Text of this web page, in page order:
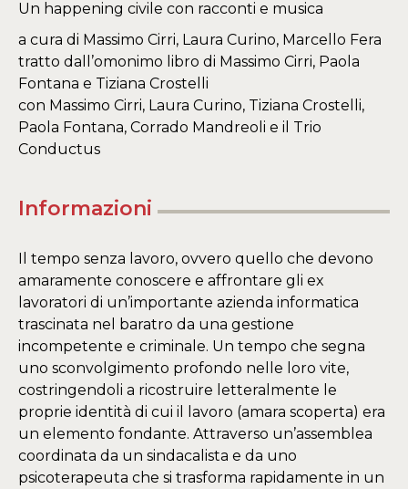
Un happening civile con racconti e musica
a cura di Massimo Cirri, Laura Curino, Marcello Fera
tratto dall’omonimo libro di Massimo Cirri, Paola
Fontana e Tiziana Crostelli
con Massimo Cirri, Laura Curino, Tiziana Crostelli,
Paola Fontana, Corrado Mandreoli e il Trio
Conductus
Informazioni
Il tempo senza lavoro, ovvero quello che devono
amaramente conoscere e affrontare gli ex
lavoratori di un’importante azienda informatica
trascinata nel baratro da una gestione
incompetente e criminale. Un tempo che segna
uno sconvolgimento profondo nelle loro vite,
costringendoli a ricostruire letteralmente le
proprie identità di cui il lavoro (amara scoperta) era
un elemento fondante. Attraverso un’assemblea
coordinata da un sindacalista e da uno
psicoterapeuta che si trasforma rapidamente in un